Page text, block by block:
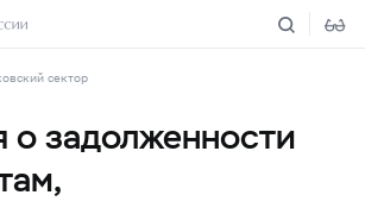
сектор
о задолженности